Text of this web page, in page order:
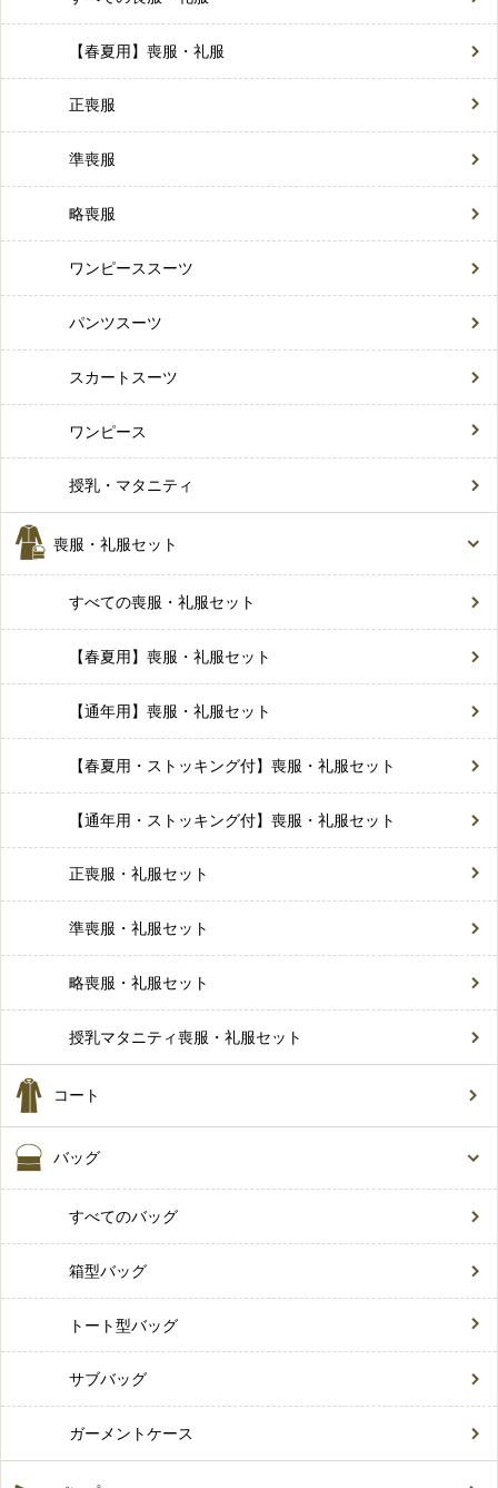
【春夏用】喪服・礼服
正喪服
準喪服
略喪服
ワンピーススーツ
パンツスーツ
スカートスーツ
ワンピース
授乳・マタニティ
喪服・礼服セット
すべての喪服・礼服セット
【春夏用】喪服・礼服セット
【通年用】喪服・礼服セット
【春夏用・ストッキング付】喪服・礼服セット
【通年用・ストッキング付】喪服・礼服セット
正喪服・礼服セット
準喪服・礼服セット
略喪服・礼服セット
授乳マタニティ喪服・礼服セット
コート
バッグ
すべてのバッグ
箱型バッグ
トート型バッグ
サブバッグ
ガーメントケース